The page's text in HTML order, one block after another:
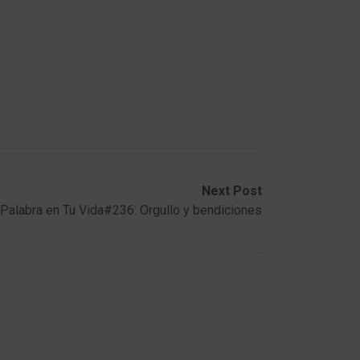
Next Post
en Tu Vida#236: Orgullo y bendiciones